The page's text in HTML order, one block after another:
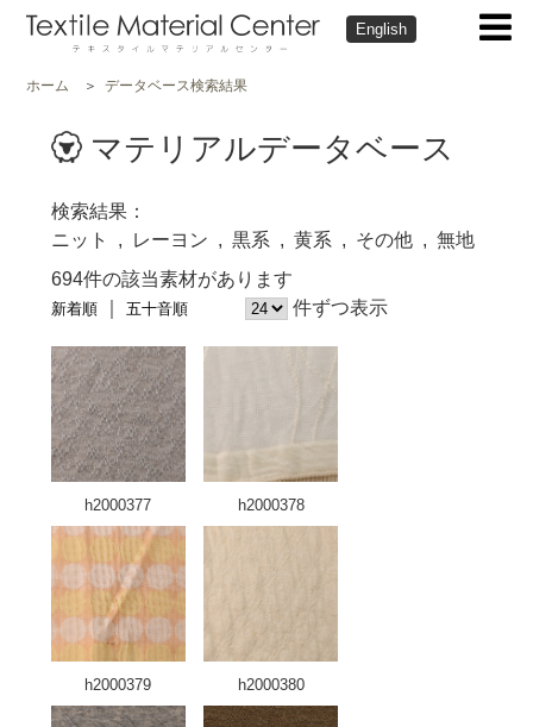
English
ホーム データベース検索結果
マテリアルデータベース
検索結果
ニット
レーヨン 黒系 黄系 その他
無地
694件の該当素材があります
新着順 五十音順 件ずつ表示
h2000377 h2000378
h2000379 h2000380